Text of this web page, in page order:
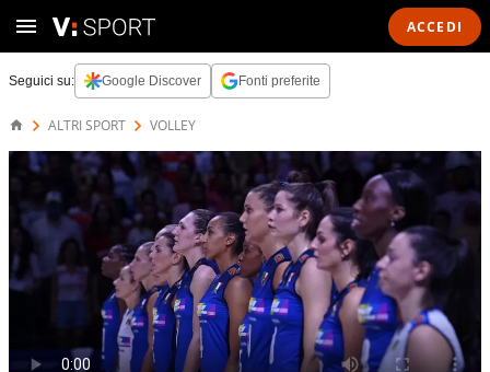
ACCEDI
Seguici su: Google Discover Fonti preferite
ALTRI SPORT VOLLEY